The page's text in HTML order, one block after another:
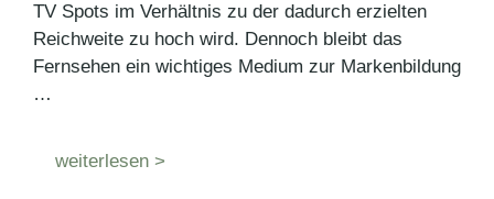
TV Spots im Verhältnis zu der dadurch erzielten
Reichweite zu hoch wird. Dennoch bleibt das
Fernsehen ein wichtiges Medium zur Markenbildung
…
weiterlesen >